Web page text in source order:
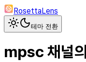
RosettaLens
테마 전환
mpsc 채널